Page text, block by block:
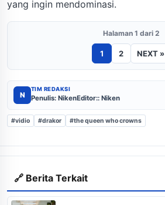
yang ingin mendominasi.
Halaman 1 dari 2
1 2 NEXT »
N
TIM REDAKSI
Penulis: NikenEditor:: Niken
#vidio #drakor #the queen who crowns
🔗 Berita Terkait